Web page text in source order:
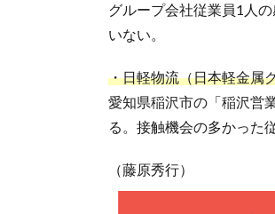
グループ会社従業員1人
いない。
・日軽物流（日本軽金属
愛知県稲沢市の「稲沢営
る。接触機会の多かった
（藤原秀行）